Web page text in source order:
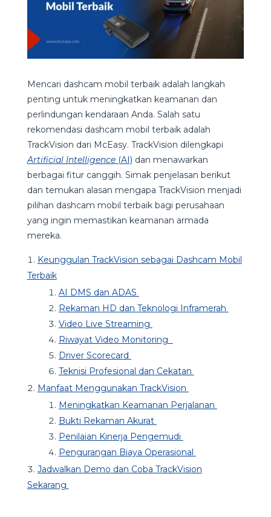
Mencari dashcam mobil terbaik adalah langkah
penting untuk meningkatkan keamanan dan
perlindungan kendaraan Anda. Salah satu
rekomendasi dashcam mobil terbaik adalah
TrackVision dari McEasy. TrackVision dilengkapi
Artificial Intelligence(AI) dan menawarkan
berbagai fitur canggih. Simak penjelasan berikut
dan temukan alasan mengapa TrackVision menjadi
pilihan dashcam mobil terbaik bagi perusahaan
yang ingin memastikan keamanan armada
mereka.
Keunggulan TrackVision sebagai Dashcam Mobil
Terbaik
AI DMS dan ADAS
Rekaman HD dan Teknologi Inframerah
Video Live Streaming
Riwayat Video Monitoring
Driver Scorecard
Teknisi Profesional dan Cekatan
Manfaat Menggunakan TrackVision
Meningkatkan Keamanan Perjalanan
Bukti Rekaman Akurat
Penilaian Kinerja Pengemudi
Pengurangan Biaya Operasional
Jadwalkan Demo dan Coba TrackVision
Sekarang